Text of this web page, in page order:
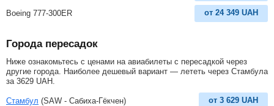
Boeing 777-300ER от 24 349 UAH
Города пересадок
Ниже ознакомьтесь с ценами на авиабилеты с пересадкой через
другие города. Наиболее дешевый вариант — лететь через Стамбула
за 3629 UAH
Стамбул (SAW - Сабиха-Гёкчен) от 3 629 UAH